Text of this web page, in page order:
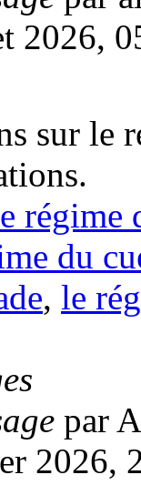
2026,
sur le
régime
du
, le
par
2026,